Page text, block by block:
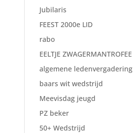
Jubilaris
FEEST 2000e LID
rabo
EELTJE ZWAGERMANTROFEE
algemene ledenvergadering
baars wit wedstrijd
Meevisdag jeugd
PZ beker
50+ Wedstrijd